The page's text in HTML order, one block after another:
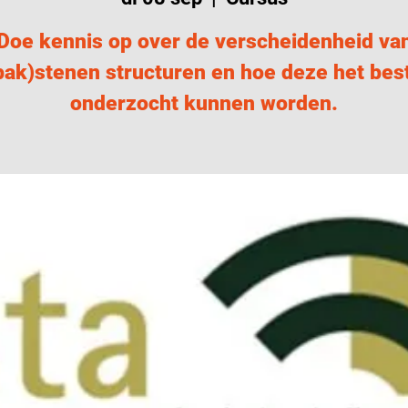
kennis op over de verscheidenheid
structuren en hoe deze het
onderzocht kunnen worden.